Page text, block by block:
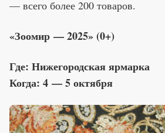
— всего более 200 товаров.
«Зоомир — 2025» (0+)
Где: Нижегородская ярмарка
Когда: 4 — 5 октября